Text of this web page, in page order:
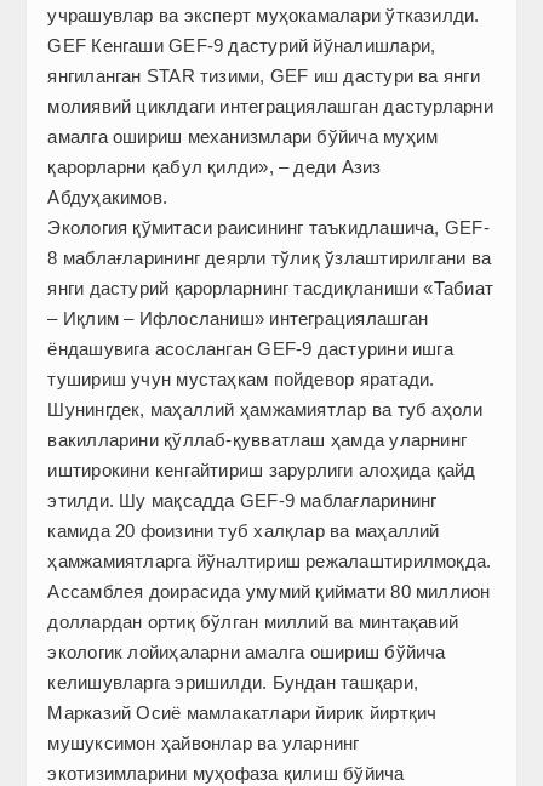
учрашувлар ва эксперт муҳокамалари ўтказилди.
GEF Кенгаши GEF-9 дастурий йўналишлари,
янгиланган STAR тизими, GEF иш дастури ва янги
молиявий циклдаги интеграциялашган дастурларни
амалга ошириш механизмлари бўйича муҳим
қарорларни қабул қилди», – деди Азиз
Абдуҳакимов.
Экология қўмитаси раисининг таъкидлашича, GEF-
8 маблағларининг деярли тўлиқ ўзлаштирилгани ва
янги дастурий қарорларнинг тасдиқланиши «Табиат
– Иқлим – Ифлосланиш» интеграциялашган
ёндашувига асосланган GEF-9 дастурини ишга
тушириш учун мустаҳкам пойдевор яратади.
Шунингдек, маҳаллий ҳамжамиятлар ва туб аҳоли
вакилларини қўллаб-қувватлаш ҳамда уларнинг
иштирокини кенгайтириш зарурлиги алоҳида қайд
этилди. Шу мақсадда GEF-9 маблағларининг
камида 20 фоизини туб халқлар ва маҳаллий
ҳамжамиятларга йўналтириш режалаштирилмоқда.
Ассамблея доирасида умумий қиймати 80 миллион
доллардан ортиқ бўлган миллий ва минтақавий
экологик лойиҳаларни амалга ошириш бўйича
келишувларга эришилди. Бундан ташқари,
Марказий Осиё мамлакатлари йирик йиртқич
мушуксимон ҳайвонлар ва уларнинг
экотизимларини муҳофаза қилиш бўйича